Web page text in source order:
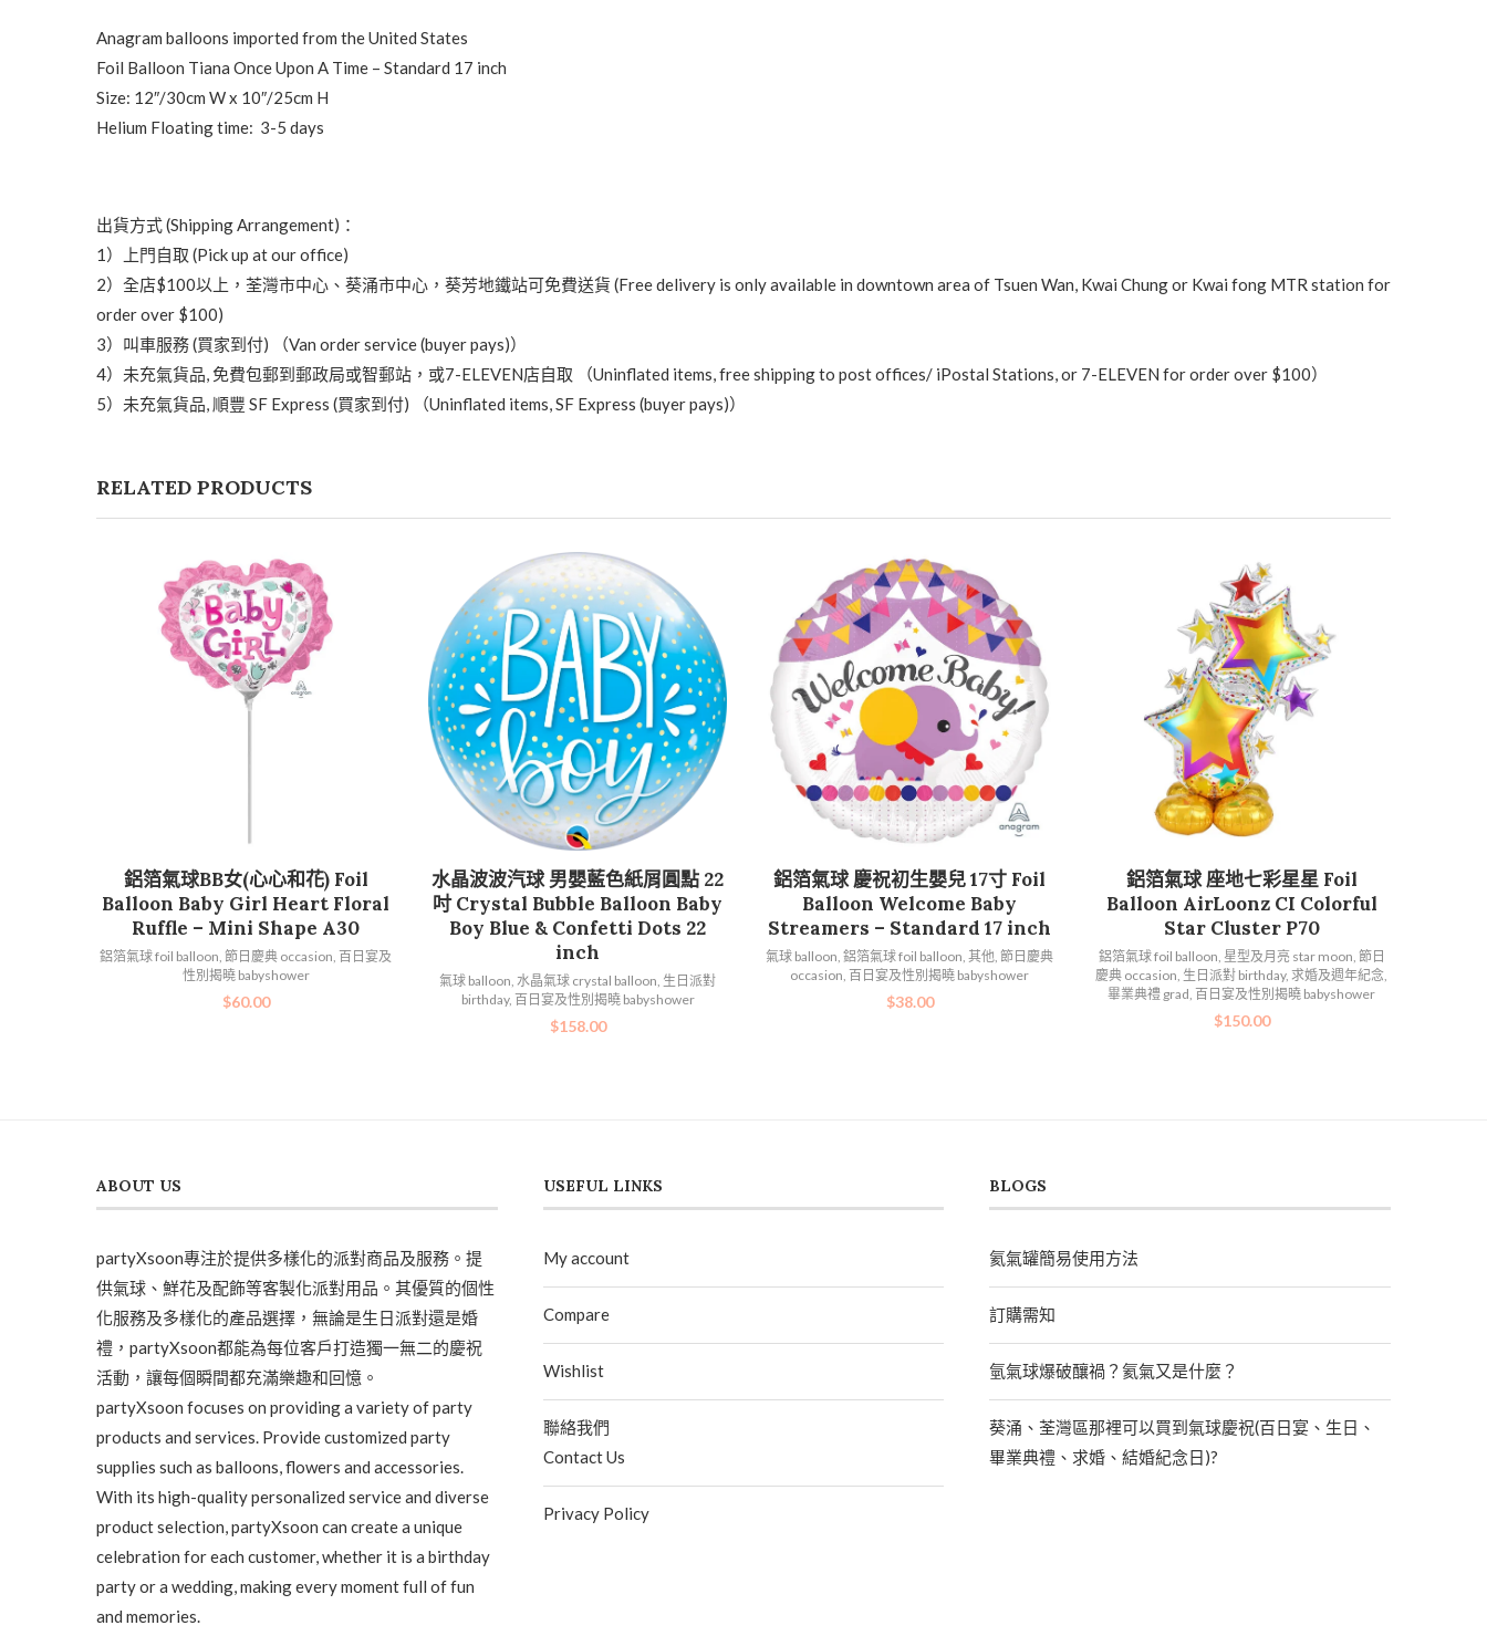
Anagram balloons imported from the United States
Foil Balloon Tiana Once Upon A Time – Standard 17 inch
Size: 12″/30cm W x 10″/25cm H
Helium Floating time: 3-5 days
出貨方式 (Shipping Arrangement)：
1）上門自取 (Pick up at our office)
2）全店$100以上，荃灣市中心、葵涌市中心，葵芳地鐵站可免費送貨 (Free delivery is only available in downtown area of Tsuen Wan, Kwai Chung or Kwai fong MTR station for
order over $100)
3）叫車服務 (買家到付) （Van order service (buyer pays)）
4）未充氣貨品, 免費包郵到郵政局或智郵站，或7-ELEVEN店自取 （Uninflated items, free shipping to post offices/ iPostal Stations, or 7-ELEVEN for order over $100）
5）未充氣貨品, 順豐 SF Express (買家到付) （Uninflated items, SF Express (buyer pays)）
RELATED PRODUCTS
加入購物車
鋁箔氣球BB女(心心和花) Foil
Balloon Baby Girl Heart Floral
Ruffle – Mini Shape A30
鋁箔氣球 foil balloon, 節日慶典 occasion, 百日宴及
性別揭曉 babyshower
$60.00
加入購物車
水晶波波汽球 男嬰藍色紙屑圓點 22
吋 Crystal Bubble Balloon Baby
Boy Blue & Confetti Dots 22
inch
氣球 balloon, 水晶氣球 crystal balloon, 生日派對
birthday, 百日宴及性別揭曉 babyshower
$158.00
加入購物車
鋁箔氣球 慶祝初生嬰兒 17寸 Foil
Balloon Welcome Baby
Streamers – Standard 17 inch
氣球 balloon, 鋁箔氣球 foil balloon, 其他, 節日慶典
occasion, 百日宴及性別揭曉 babyshower
$38.00
加入購物車
鋁箔氣球 座地七彩星星 Foil
Balloon AirLoonz CI Colorful
Star Cluster P70
鋁箔氣球 foil balloon, 星型及月亮 star moon, 節日
慶典 occasion, 生日派對 birthday, 求婚及週年紀念,
畢業典禮 grad, 百日宴及性別揭曉 babyshower
$150.00
ABOUT US
partyXsoon專注於提供多樣化的派對商品及服務。提
供氣球、鮮花及配飾等客製化派對用品。其優質的個性
化服務及多樣化的產品選擇，無論是生日派對還是婚
禮，partyXsoon都能為每位客戶打造獨一無二的慶祝
活動，讓每個瞬間都充滿樂趣和回憶。
partyXsoon focuses on providing a variety of party
products and services. Provide customized party
supplies such as balloons, flowers and accessories.
With its high-quality personalized service and diverse
product selection, partyXsoon can create a unique
celebration for each customer, whether it is a birthday
party or a wedding, making every moment full of fun
and memories.
USEFUL LINKS
My account
Compare
Wishlist
聯絡我們
Contact Us
Privacy Policy
BLOGS
氦氣罐簡易使用方法
訂購需知
氫氣球爆破釀禍？氦氣又是什麼？
葵涌、荃灣區那裡可以買到氣球慶祝(百日宴、生日、
畢業典禮、求婚、結婚紀念日)?